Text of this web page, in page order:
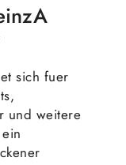
sich fuer
und weitere